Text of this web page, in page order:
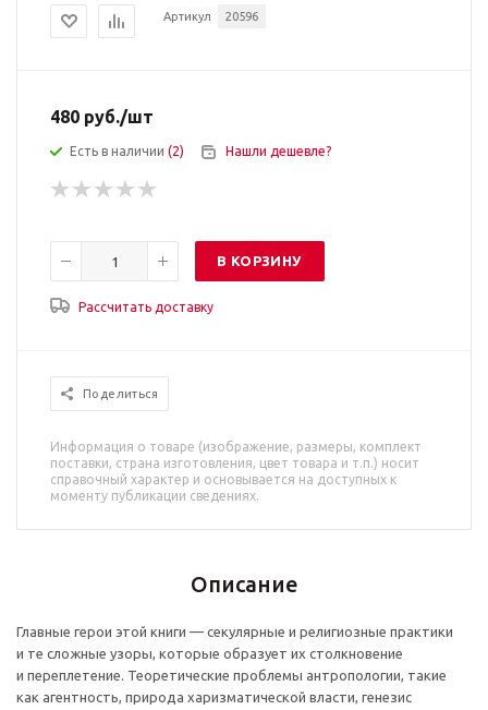
Артикул 20596
480 руб./шт
Есть в наличии (2) Нашли дешевле?
В КОРЗИНУ
Рассчитать доставку
Поделиться
Информация о товаре (изображение, размеры, комплект
поставки, страна изготовления, цвет товара и т.п.) носит
справочный характер и основывается на доступных к
моменту публикации сведениях.
Описание
Главные герои этой книги — секулярные и религиозные практики
и те сложные узоры, которые образует их столкновение
и переплетение. Теоретические проблемы антропологии, такие
как агентность, природа харизматической власти, генезис